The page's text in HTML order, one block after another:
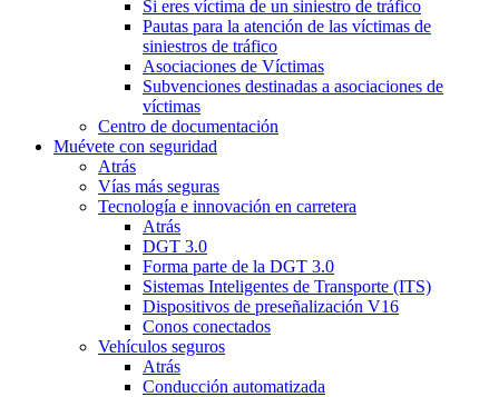
Si eres víctima de un siniestro de tráfico
Pautas para la atención de las víctimas de
siniestros de tráfico
Asociaciones de Víctimas
Subvenciones destinadas a asociaciones de
víctimas
Centro de documentación
Muévete con seguridad
Atrás
Vías más seguras
Tecnología e innovación en carretera
Atrás
DGT 3.0
Forma parte de la DGT 3.0
Sistemas Inteligentes de Transporte (ITS)
Dispositivos de preseñalización V16
Conos conectados
Vehículos seguros
Atrás
Conducción automatizada